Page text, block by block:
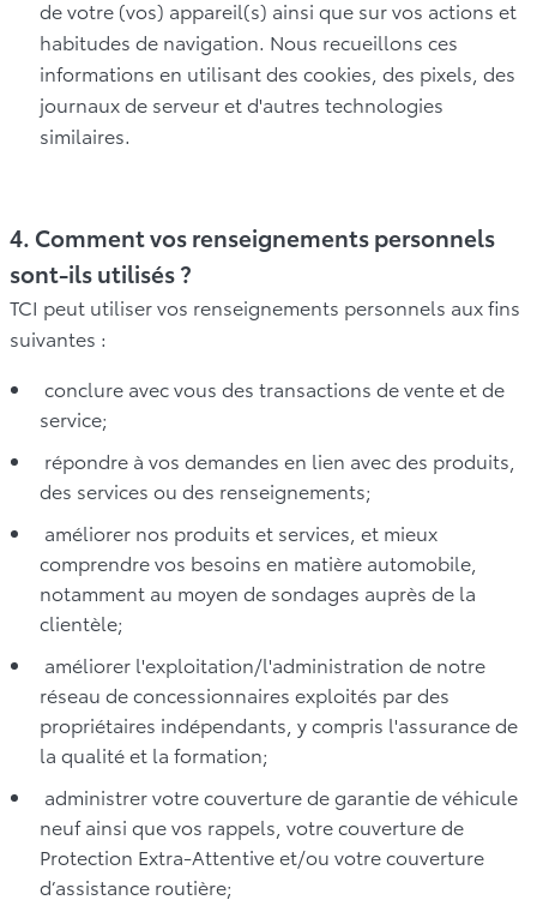
de votre (vos) appareil(s) ainsi que sur vos actions et
habitudes de navigation. Nous recueillons ces
informations en utilisant des cookies, des pixels, des
journaux de serveur et d'autres technologies
similaires.
4. Comment vos renseignements personnels
sont-ils utilisés ?
TCI peut utiliser vos renseignements personnels aux fins
suivantes :
conclure avec vous des transactions de vente et de
service;
répondre à vos demandes en lien avec des produits,
des services ou des renseignements;
améliorer nos produits et services, et mieux
comprendre vos besoins en matière automobile,
notamment au moyen de sondages auprès de la
clientèle;
améliorer l'exploitation/l'administration de notre
réseau de concessionnaires exploités par des
propriétaires indépendants, y compris l'assurance de
la qualité et la formation;
administrer votre couverture de garantie de véhicule
neuf ainsi que vos rappels, votre couverture de
Protection Extra-Attentive et/ou votre couverture
d’assistance routière;